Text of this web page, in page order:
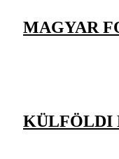
MAGYAR
KÜLFÖLDI